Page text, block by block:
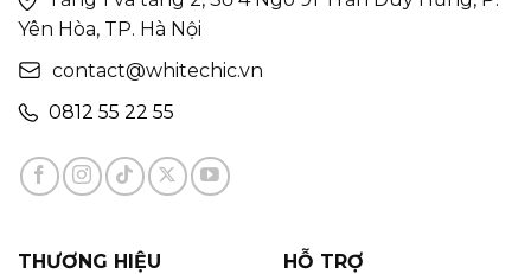
Yên Hòa, TP. Hà Nội
contact@whitechic.vn
0812 55 22 55
THƯƠNG HIỆU HỖ TRỢ